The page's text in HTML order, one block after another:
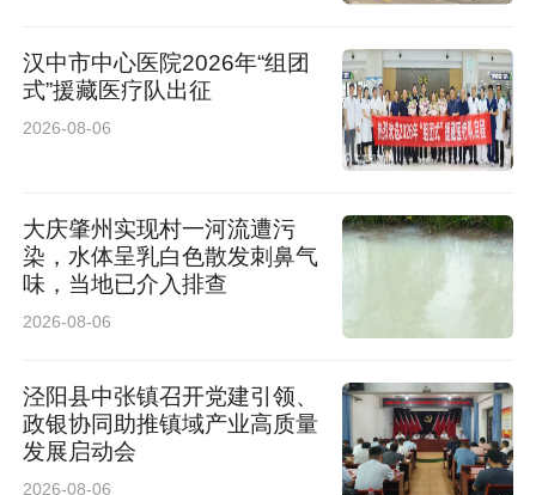
汉中市中心医院2026年“组团
式”援藏医疗队出征
2026-08-06
大庆肇州实现村一河流遭污
染，水体呈乳白色散发刺鼻气
味，当地已介入排查
2026-08-06
泾阳县中张镇召开党建引领、
政银协同助推镇域产业高质量
发展启动会
2026-08-06